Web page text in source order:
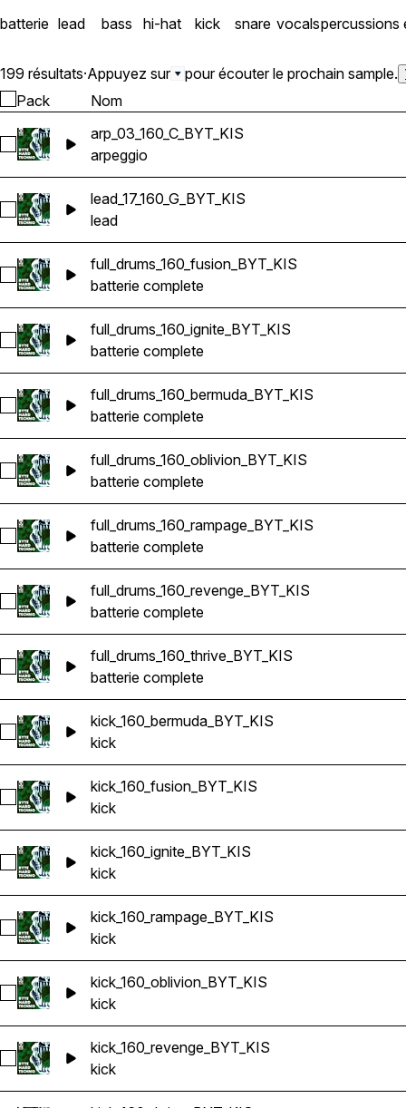
batterie lead bass hi-hat kick snare vocalspercussions
199 résultats·Appuyez sur pour écouter le prochain sample.
Pack Nom
Sélectionnez arp_03_160_C_BYT_KIS
arp_03_160_C_BYT_KIS
arpeggio
Sélectionnez lead_17_160_G_BYT_KIS
lead_17_160_G_BYT_KIS
lead
Sélectionnez full_drums_160_fusion_BYT_KIS
full_drums_160_fusion_BYT_KIS
batterie complete
Sélectionnez full_drums_160_ignite_BYT_KIS
full_drums_160_ignite_BYT_KIS
batterie complete
Sélectionnez full_drums_160_bermuda_BYT_KIS
full_drums_160_bermuda_BYT_KIS
batterie complete
Sélectionnez full_drums_160_oblivion_BYT_KIS
full_drums_160_oblivion_BYT_KIS
batterie complete
Sélectionnez full_drums_160_rampage_BYT_KIS
full_drums_160_rampage_BYT_KIS
batterie complete
Sélectionnez full_drums_160_revenge_BYT_KIS
full_drums_160_revenge_BYT_KIS
batterie complete
Sélectionnez full_drums_160_thrive_BYT_KIS
full_drums_160_thrive_BYT_KIS
batterie complete
Sélectionnez kick_160_bermuda_BYT_KIS
kick_160_bermuda_BYT_KIS
kick
Sélectionnez kick_160_fusion_BYT_KIS
kick_160_fusion_BYT_KIS
kick
Sélectionnez kick_160_ignite_BYT_KIS
kick_160_ignite_BYT_KIS
kick
Sélectionnez kick_160_rampage_BYT_KIS
kick_160_rampage_BYT_KIS
kick
Sélectionnez kick_160_oblivion_BYT_KIS
kick_160_oblivion_BYT_KIS
kick
Sélectionnez kick_160_revenge_BYT_KIS
kick_160_revenge_BYT_KIS
kick